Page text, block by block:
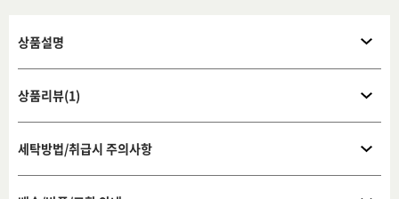
상품설명
상품리뷰(1)
세탁방법/취급시 주의사항